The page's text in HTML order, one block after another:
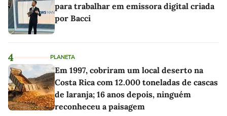
para trabalhar em emissora digital criada
por Bacci
4 PLANETA
Em 1997, cobriram um local deserto na
Costa Rica com 12.000 toneladas de cascas
de laranja; 16 anos depois, ninguém
reconheceu a paisagem